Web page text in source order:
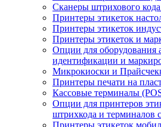
Сканеры штрихового
Принтеры этикеток
Принтеры этикеток
Принтеры этикеток и
Опции для оборудования
идентификации и
Микрокиоски и
Принтеры печати на
Кассовые терминалы
Опции для принтеров
штрихкода и терминалов